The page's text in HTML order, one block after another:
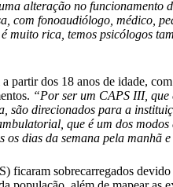
alteração no funcionamento
com fonoaudiólogo, médico,
rica, temos psicólogos
dos 18 anos de idade,
“Por ser um CAPS III, que
são direcionados para a
que é um dos
dias da semana pela manhã
sobrecarregados